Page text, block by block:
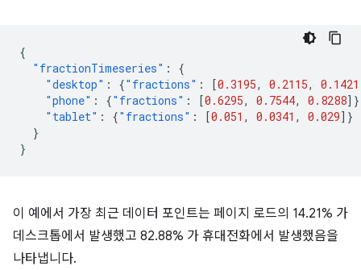
{
"fractionTimeseries" :
{
"desktop" : {"fractions" : [0.3195, 0.2115, 0.1421
"phone" : {"fractions" : [0.6295, 0.7544, 0.8288
"tablet" : {"fractions" : [0.051 , 0.0341 , 0.029]}
}
}
이 예에서 가장 최근 데이터 포인트는 페이지 로드의 14.21% 가
데스크톱에서 발생했고 82.88% 가 휴대전화에서 발생했음을
나타냅니다.